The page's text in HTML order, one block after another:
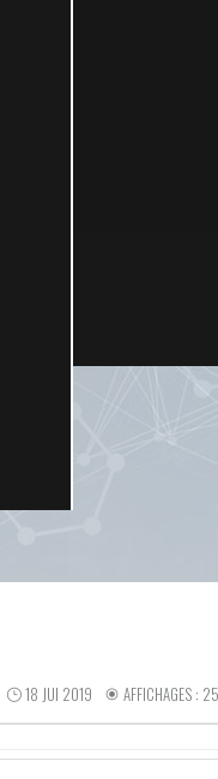
18 JUI 2019 AFFICHAGES :